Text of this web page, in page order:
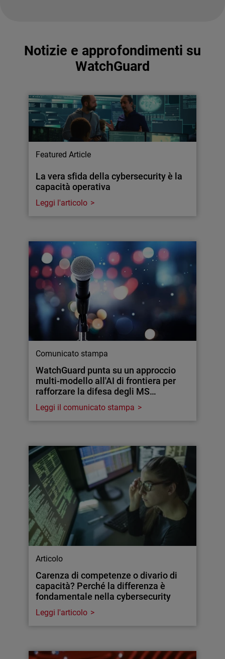
Notizie e approfondimenti su
WatchGuard
Featured Article
La vera sfida della cybersecurity è la
capacità operativa
Leggi l'articolo
Comunicato stampa
WatchGuard punta su un approccio
multi-modello all'AI di frontiera per
rafforzare la difesa degli MS…
Leggi il comunicato stampa
Articolo
Carenza di competenze o divario di
capacità? Perché la differenza è
fondamentale nella cybersecurity
Leggi l'articolo